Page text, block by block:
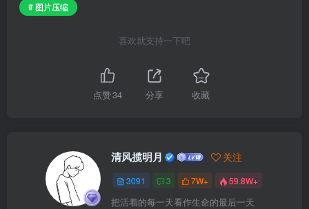
# 图片压缩
喜欢就支持一下吧
点赞34 分享 收藏
清风揽明月 关注
3091 3 7W+ 59.8W+
把活着的每一天看作生命的最后一天